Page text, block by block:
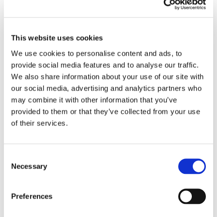
This website uses cookies
We use cookies to personalise content and ads, to
provide social media features and to analyse our traffic.
We also share information about your use of our site with
our social media, advertising and analytics partners who
may combine it with other information that you’ve
provided to them or that they’ve collected from your use
of their services.
Selection
Necessary
Preferences
Roberto De Gaetano
News.